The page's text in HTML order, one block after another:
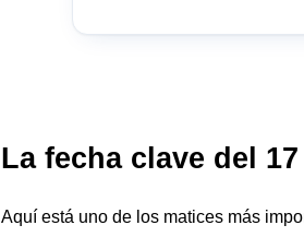
La fecha clave del
Aquí está uno de los matices más